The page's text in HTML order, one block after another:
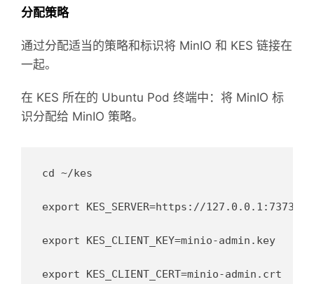
分配策略
通过分配适当的策略和标识将 MinIO 和 KES 链接在
一起。
在 KES 所在的 Ubuntu Pod 终端中：将 MinIO 标
识分配给 MinIO 策略。
cd ~/kes
export KES_SERVER=https://127.0.0.1:7373
export KES_CLIENT_KEY=minio-admin.key
export KES_CLIENT_CERT=minio-admin.crt